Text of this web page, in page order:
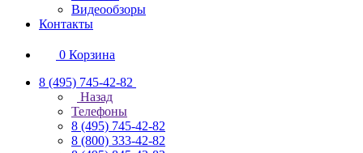
Видеообзоры
Контакты
0 Корзина
8 (495) 745-42-82
Назад
Телефоны
8 (495) 745-42-82
8 (800) 333-42-82